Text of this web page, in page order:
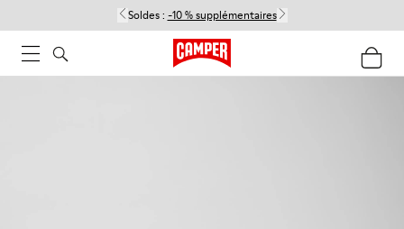
Soldes : -10 % supplémentaires